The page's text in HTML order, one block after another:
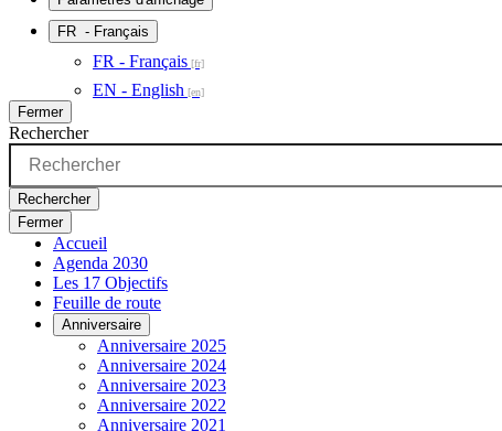
FR - Français
FR - Français
EN - English
Fermer
Rechercher
Rechercher
Fermer
Accueil
Agenda 2030
Les 17 Objectifs
Feuille de route
Anniversaire
Anniversaire 2025
Anniversaire 2024
Anniversaire 2023
Anniversaire 2022
Anniversaire 2021